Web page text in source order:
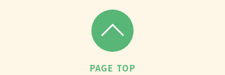
PAGE TOP